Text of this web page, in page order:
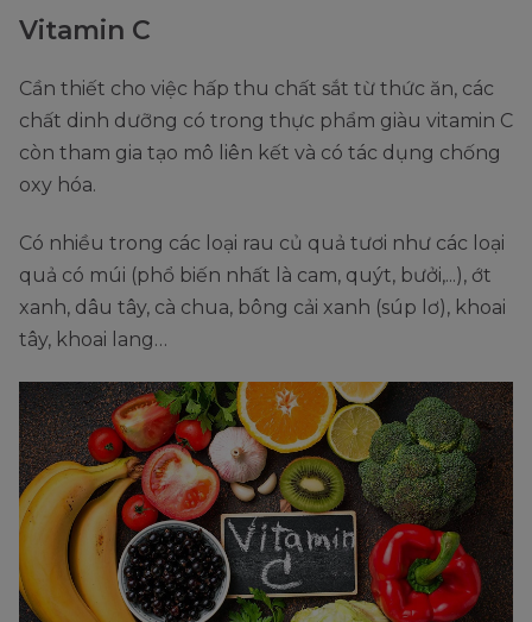
Vitamin C
Cần thiết cho việc hấp thu chất sắt từ thức ăn, các
chất dinh dưỡng có trong thực phẩm giàu vitamin C
còn tham gia tạo mô liên kết và có tác dụng chống
oxy hóa.
Có nhiều trong các loại rau củ quả tươi như các loại
quả có múi (phổ biến nhất là cam, quýt, bưởi,...), ớt
xanh, dâu tây, cà chua, bông cải xanh (súp lơ), khoai
tây, khoai lang…